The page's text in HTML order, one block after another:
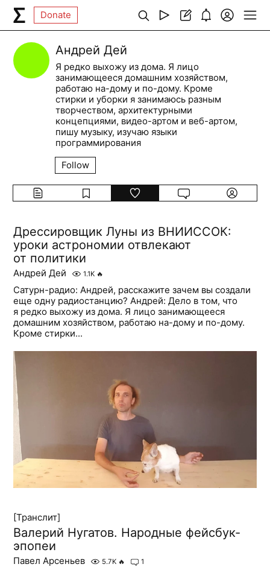
Donate
Андрей Дей
Я редко выхожу из дома. Я лицо
занимающееся домашним хозяйством,
работаю на-дому и по-дому. Кроме
стирки и уборки я занимаюсь разным
творчеством, архитектурными
концепциями, видео-артом и веб-артом,
пишу музыку, изучаю языки
программирования
Follow
Дрессировщик Луны из ВНИИССОК:
уроки астрономии отвлекают
от политики
Андрей Дей 1.1K 🔥
Сатурн-радио: Андрей, расскажите зачем вы создали
еще одну радиостанцию? Андрей: Дело в том, что
я редко выхожу из дома. Я лицо занимающееся
домашним хозяйством, работаю на-дому и по-дому.
Кроме стирки...
[Транслит]
Валерий Нугатов. Народные фейсбук-
эпопеи
Павел Арсеньев 5.7K 🔥 1